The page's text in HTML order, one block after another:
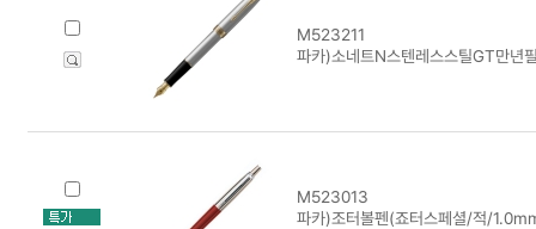
M523211
파카)소네트N스텐레스스틸GT만년
M523013
파카)조터볼펜(죠터스페셜/적/